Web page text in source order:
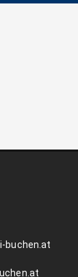
buchen.at